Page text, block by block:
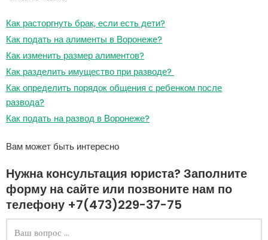
Как расторгнуть брак, если есть дети?
Как подать на алименты в Воронеже?
Как изменить размер алиментов?
Как разделить имущество при разводе?
Как определить порядок общения с ребенком после
развода?
Как подать на развод в Воронеже?
Вам может быть интересно
Нужна консультация юриста? Заполните
форму на сайте или позвоните нам по
телефону +7(473)229-37-75